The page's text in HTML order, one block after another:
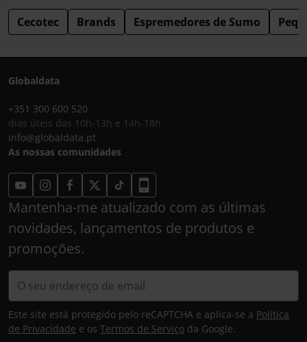
Cecotec Brands Espremedores de Sumo
Globaldata
+351 300 600 520
dias úteis das 10h-13h e 14h-18h
info@globaldata.pt
As nossas comunidades
Mantenha-me atualizado com as últimas
novidades, lançamentos de produtos e
promoções.
Este site está protegido pelo reCAPTCHA e aplica-se a Política
de Privacidade e os Termos de Serviço da Google.